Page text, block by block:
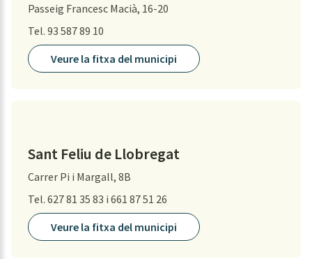
Passeig Francesc Macià, 16-20
Tel. 93 587 89 10
Veure la fitxa del municipi
Sant Feliu de Llobregat
Carrer Pi i Margall, 8B
Tel. 627 81 35 83 i 661 87 51 26
Veure la fitxa del municipi